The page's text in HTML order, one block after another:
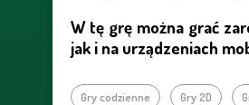
W tę grę można grać
jak i na urządzeniach
Gry codzienne Gry 2D